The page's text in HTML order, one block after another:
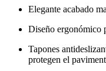
Elegante acabado
Diseño ergonómico
Tapones
protegen el